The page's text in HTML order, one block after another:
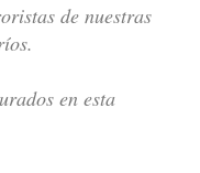
de nuestras
en esta